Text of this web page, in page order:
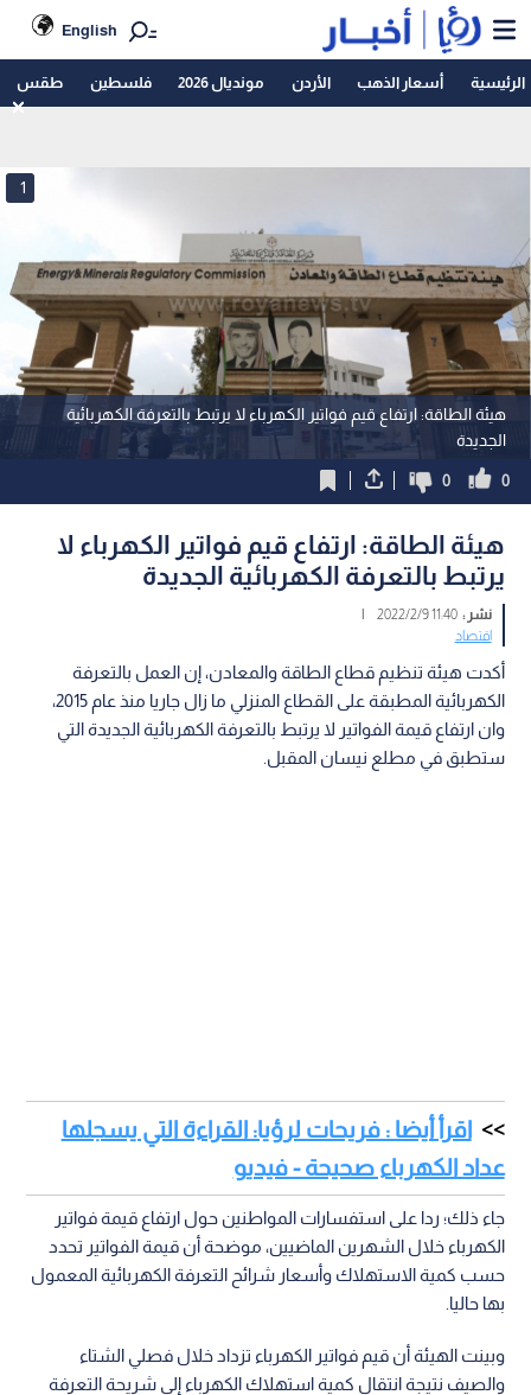
English
الرئيسية أسعار الذهب الأردن مونديال 2026 فلسطين طقس
هيئة الطاقة: ارتفاع قيم فواتير الكهرباء لا يرتبط بالتعرفة الكهربائية
الجديدة
1
0
0
هيئة الطاقة: ارتفاع قيم فواتير الكهرباء لا
يرتبط بالتعرفة الكهربائية الجديدة
نشر :11:40 2022/2/9
|
اقتصاد
أكدت هيئة تنظيم قطاع الطاقة والمعادن، إن العمل بالتعرفة
الكهربائية المطبقة على القطاع المنزلي ما زال جاريا منذ عام 2015،
وان ارتفاع قيمة الفواتير لا يرتبط بالتعرفة الكهربائية الجديدة التي
ستطبق في مطلع نيسان المقبل.
اقرأ أيضا : فريحات لرؤيا: القراءة التي يسجلها
عداد الكهرباء صحيحة - فيديو
جاء ذلك؛ ردا على استفسارات المواطنين حول ارتفاع قيمة فواتير
الكهرباء خلال الشهرين الماضيين، موضحة أن قيمة الفواتير تحدد
حسب كمية الاستهلاك وأسعار شرائح التعرفة الكهربائية المعمول
بها حاليا.
وبينت الهيئة أن قيم فواتير الكهرباء تزداد خلال فصلي الشتاء
والصيف نتيجة انتقال كمية استهلاك الكهرباء إلى شريحة التعرفة